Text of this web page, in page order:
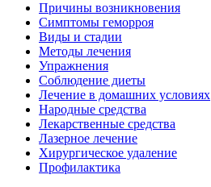
Причины возникновения
Симптомы геморроя
Виды и стадии
Методы лечения
Упражнения
Соблюдение диеты
Лечение в домашних условиях
Народные средства
Лекарственные средства
Лазерное лечение
Хирургическое удаление
Профилактика